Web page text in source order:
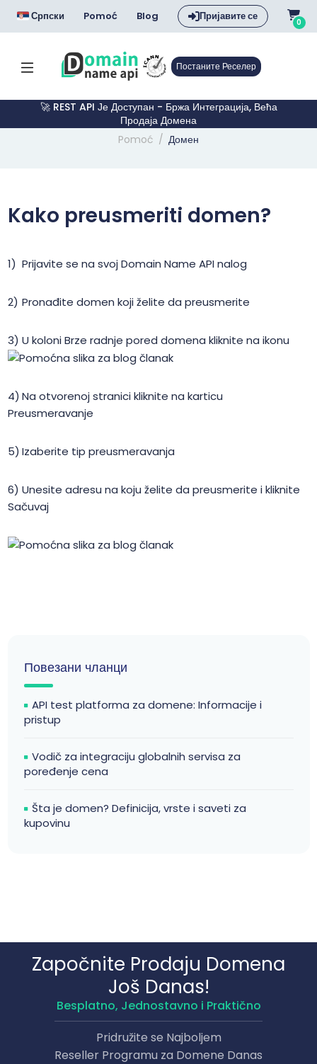
Српски Pomoć Blog Пријавите се 0
Постаните Реселер
🚀 REST API Је Доступан - Бржа Интеграција, Већа
Продаја Домена
Pomoć
Домен
Kako preusmeriti domen?
Prijavite se na svoj Domain Name API nalog
Pronađite domen koji želite da preusmerite
U koloni Brze radnje pored domena kliknite na ikonu
Na otvorenoj stranici kliknite na karticu
Preusmeravanje
Izaberite tip preusmeravanja
Unesite adresu na koju želite da preusmerite i kliknite
Sačuvaj
Повезани чланци
API test platforma za domene: Informacije i
pristup
Vodič za integraciju globalnih servisa za
poređenje cena
Šta je domen? Definicija, vrste i saveti za
kupovinu
Započnite Prodaju Domena
Još Danas!
Besplatno, Jednostavno i Praktično
Pridružite se Najboljem
Reseller Programu za Domene Danas